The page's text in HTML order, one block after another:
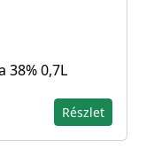
38% 0,7L
Részlet